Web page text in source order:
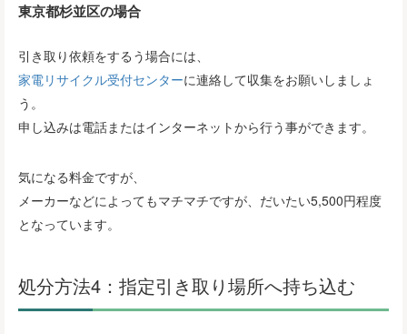
東京都杉並区の場合
引き取り依頼をするう場合には、
家電リサイクル受付センターに連絡して収集をお願いしましょ
う。
申し込みは電話またはインターネットから行う事ができます。
気になる料金ですが、
メーカーなどによってもマチマチですが、だいたい5,500円程度
となっています。
処分方法4：指定引き取り場所へ持ち込む